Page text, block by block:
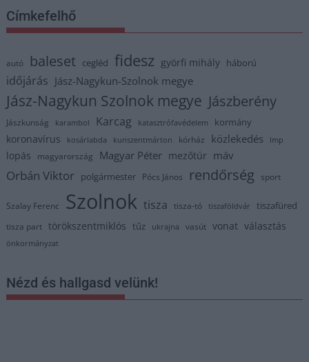
Címkefelhő
autó baleset cegléd fidesz györfi mihály háború
időjárás Jász-Nagykun-Szolnok megye
Jász-Nagykun Szolnok megye Jászberény
Jászkunság karambol Karcag katasztrófavédelem kormány
koronavírus kosárlabda kunszentmárton kórház közlekedés lmp
lopás magyarország Magyar Péter mezőtúr máv
Orbán Viktor polgármester Pócs János rendőrség sport
Szalay Ferenc Szolnok tisza tisza-tó tiszaföldvár tiszafüred
tisza part törökszentmiklós tűz ukrajna vasút vonat választás
önkormányzat
Nézd és hallgasd velünk!